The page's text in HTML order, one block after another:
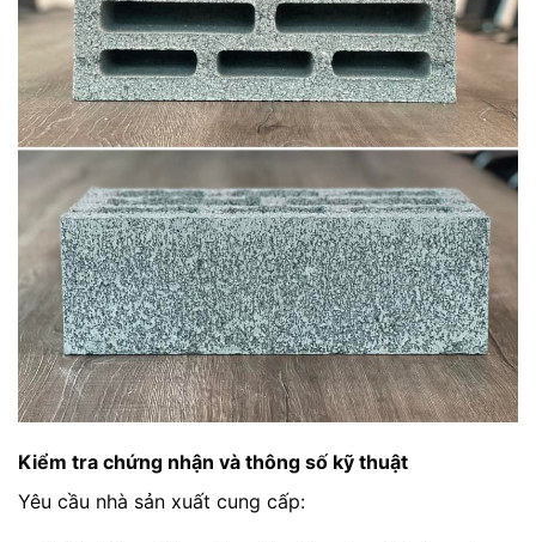
Kiểm tra chứng nhận và thông số kỹ thuật
Yêu cầu nhà sản xuất cung cấp: